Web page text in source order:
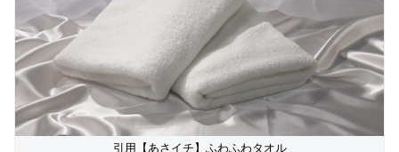
引用【あさイチ】ふわふわタオル